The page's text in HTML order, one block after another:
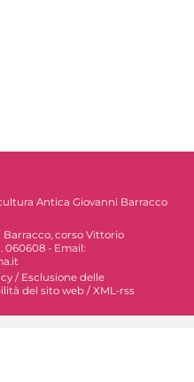
Antica Giovanni Barracco
corso Vittorio
060608 - Email:
/ Esclusione delle
del sito web / XML-rss